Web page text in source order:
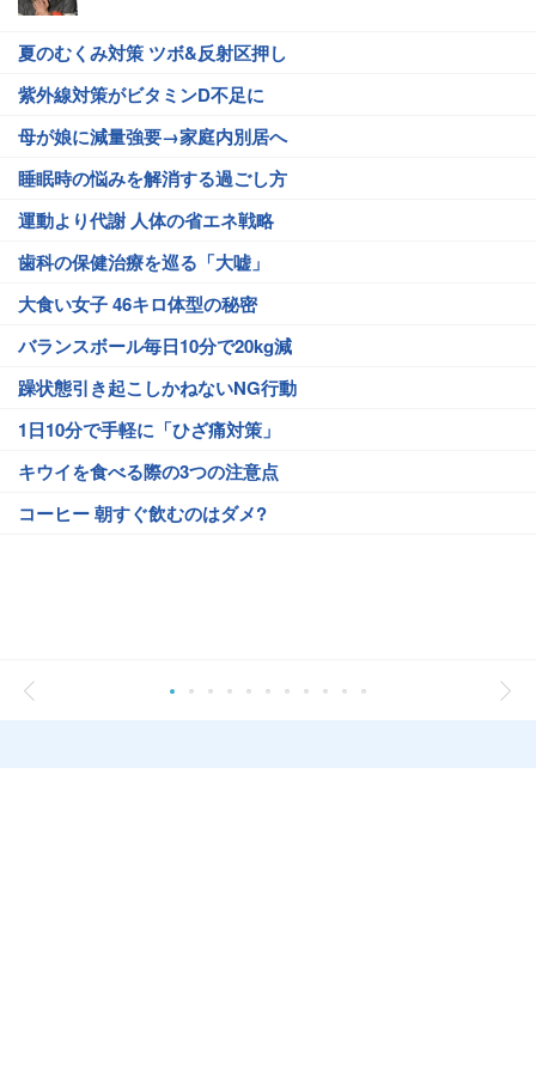
夏のむくみ対策 ツボ&反射区押し
紫外線対策がビタミンD不足に
母が娘に減量強要→家庭内別居へ
睡眠時の悩みを解消する過ごし方
運動より代謝 人体の省エネ戦略
歯科の保健治療を巡る「大嘘」
大食い女子 46キロ体型の秘密
バランスボール毎日10分で20kg減
躁状態引き起こしかねないNG行動
1日10分で手軽に「ひざ痛対策」
キウイを食べる際の3つの注意点
コーヒー 朝すぐ飲むのはダメ?